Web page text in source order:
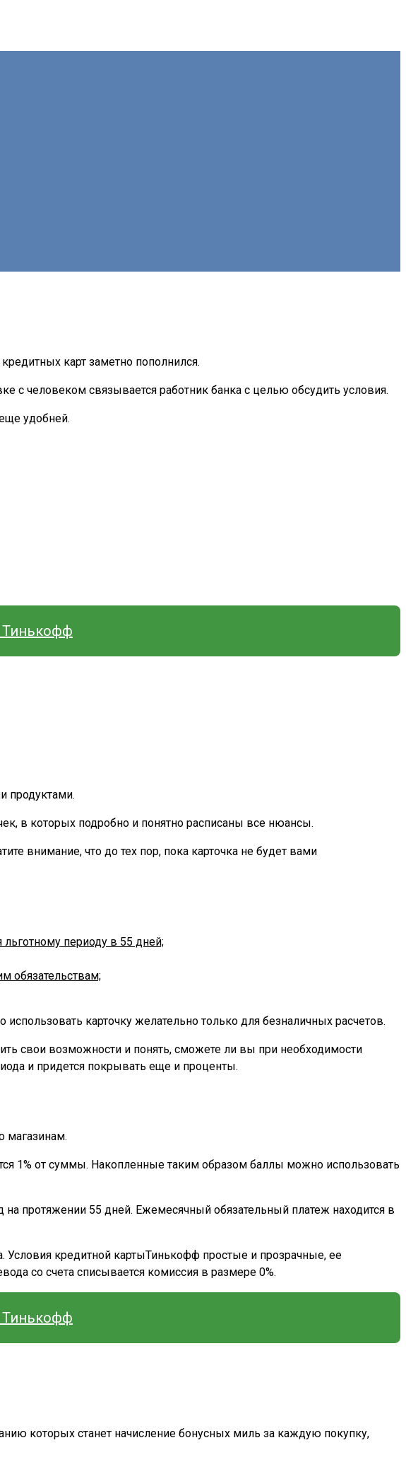
карт заметно пополнился.
с человеком связывается работник банка с целью обсудить условия.
удобней.
Тинькофф
продуктами.
в которых подробно и понятно расписаны все нюансы.
внимание, что до тех пор, пока карточка не будет вами
льготному периоду в 55 дней;
обязательствам;
карточку желательно только для безналичных расчетов.
свои возможности и понять, сможете ли вы при необходимости
и придется покрывать еще и проценты.
магазинам.
1% от суммы. Накопленные таким образом баллы можно использовать
протяжении 55 дней. Ежемесячный обязательный платеж находится в
Условия кредитной картыТинькофф простые и прозрачные, ее
со счета списывается комиссия в размере 0%.
Тинькофф
которых станет начисление бонусных миль за каждую покупку,